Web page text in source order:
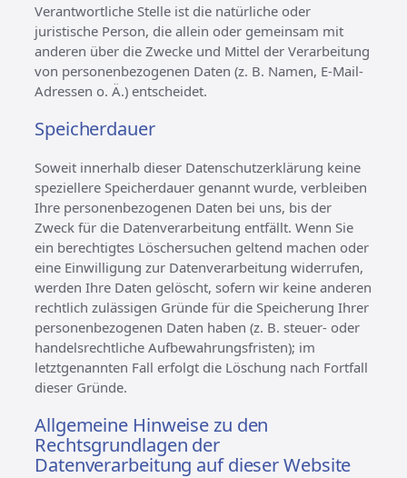
Verantwortliche Stelle ist die natürliche oder
juristische Person, die allein oder gemeinsam mit
anderen über die Zwecke und Mittel der Verarbeitung
von personenbezogenen Daten (z. B. Namen, E-Mail-
Adressen o. Ä.) entscheidet.
Speicherdauer
Soweit innerhalb dieser Datenschutzerklärung keine
speziellere Speicherdauer genannt wurde, verbleiben
Ihre personenbezogenen Daten bei uns, bis der
Zweck für die Datenverarbeitung entfällt. Wenn Sie
ein berechtigtes Löschersuchen geltend machen oder
eine Einwilligung zur Datenverarbeitung widerrufen,
werden Ihre Daten gelöscht, sofern wir keine anderen
rechtlich zulässigen Gründe für die Speicherung Ihrer
personenbezogenen Daten haben (z. B. steuer- oder
handelsrechtliche Aufbewahrungsfristen); im
letztgenannten Fall erfolgt die Löschung nach Fortfall
dieser Gründe.
Allgemeine Hinweise zu den
Rechtsgrundlagen der
Datenverarbeitung auf dieser Website